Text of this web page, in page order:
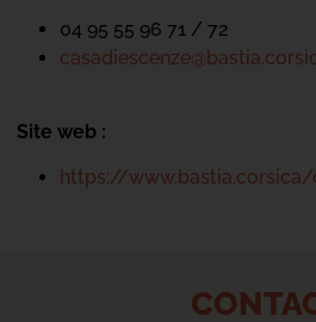
04 95 55 96 71 / 72
Site web :
https://